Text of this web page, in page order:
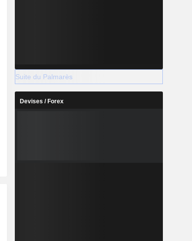
Suite du Palmarès
Devises / Forex